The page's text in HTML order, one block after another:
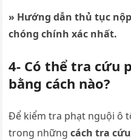
» Hướng dẫn thủ tục
chóng chính xác nhất.
4- Có thể tra cứu
bằng cách nào?
Để kiểm tra phạt nguội ô
trong nhữngcách tra